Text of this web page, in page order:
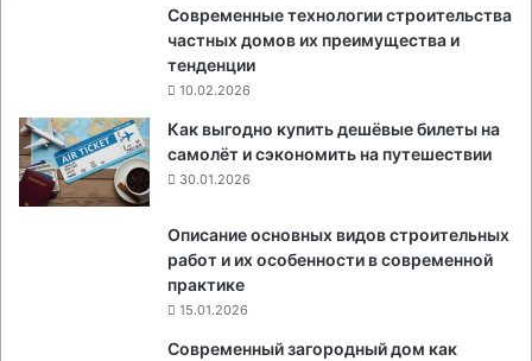
Современные технологии строительства
частных домов их преимущества и
тенденции
10.02.2026
Как выгодно купить дешёвые билеты на
самолёт и сэкономить на путешествии
30.01.2026
Описание основных видов строительных
работ и их особенности в современной
практике
15.01.2026
Современный загородный дом как